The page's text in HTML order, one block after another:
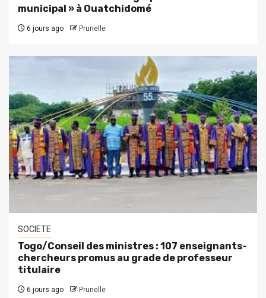
municipal » à Ouatchidomé
6 jours ago Prunelle
SOCIETE
Togo/Conseil des ministres : 107 enseignants-
chercheurs promus au grade de professeur
titulaire
6 jours ago Prunelle